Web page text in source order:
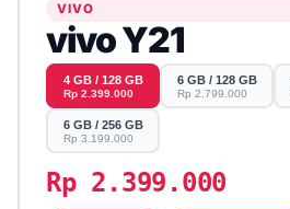
VIVO
vivo Y21
4 GB / 128 GB
Rp 2.399.000
6 GB / 128 GB
Rp 2.799.000
6 GB / 256 GB
Rp 3.199.000
Rp 2.399.000